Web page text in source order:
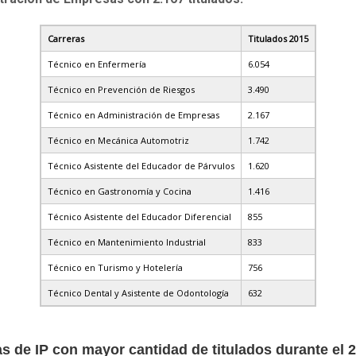
Carreras Titulados 2015
Técnico en Enfermería 6.054
Técnico en Prevención de Riesgos 3.490
Técnico en Administración de Empresas 2.167
Técnico en Mecánica Automotriz 1.742
Técnico Asistente del Educador de Párvulos 1.620
Técnico en Gastronomía y Cocina 1.416
Técnico Asistente del Educador Diferencial 855
Técnico en Mantenimiento Industrial 833
Técnico en Turismo y Hotelería 756
Técnico Dental y Asistente de Odontología 632
de IP con mayor cantidad de titulados durante el